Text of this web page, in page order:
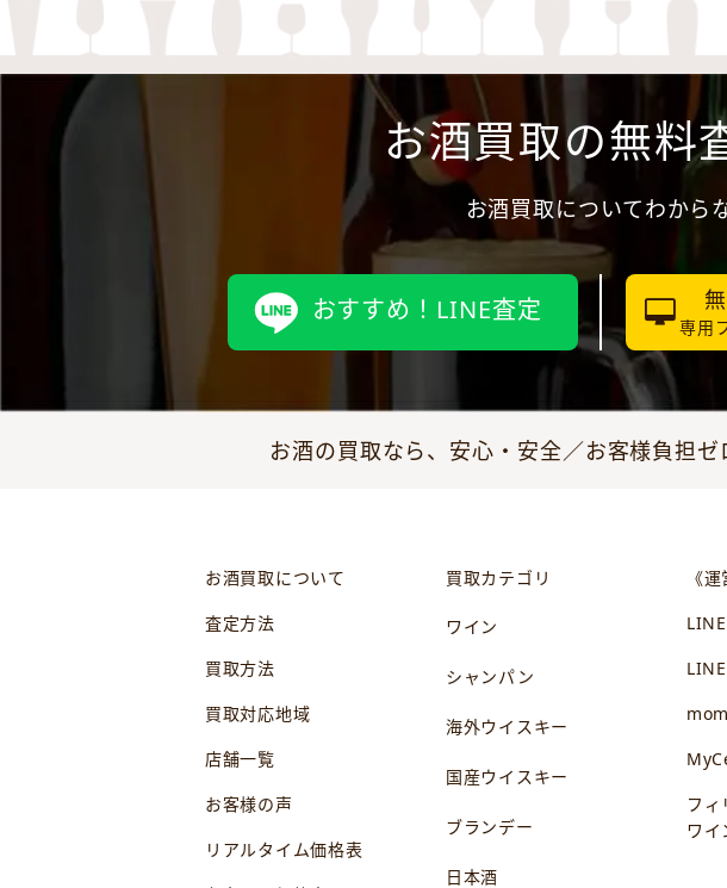
お酒買取の無料
お酒買取についてわから
おすすめ！LINE査定
専用
お酒の買取なら、安心・安全／お客様負担
お酒買取について
査定方法
買取方法
買取対応地域
店舗一覧
お客様の声
リアルタイム価格表
買取カテゴリ
ワイン
シャンパン
海外ウイスキー
国産ウイスキー
ブランデー
日本酒
《
フ
ワイ